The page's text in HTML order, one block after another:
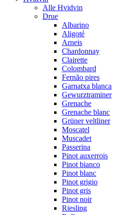
Alle Hvidvin
Drue
Albarino
Aligoté
Arneis
Chardonnay
Clairette
Colombard
Fernão pires
Garnatxa blanca
Gewurztraminer
Grenache
Grenache blanc
Grüner veltliner
Moscatel
Muscadet
Passerina
Pinot auxerrois
Pinot bianco
Pinot blanc
Pinot grigio
Pinot gris
Pinot noir
Riesling